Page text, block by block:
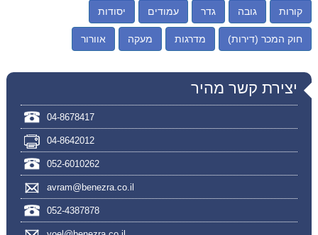
קורות גובה גדר עמודים יסודות
חוק המכר (דירות) מדרגות מעקה אוורור
יצירת קשר מהיר
04-8678417
04-8642012
052-6010262
avram@benezra.co.il
052-4387878